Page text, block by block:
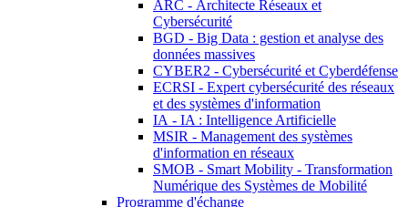
ARC - Architecte Réseaux et
Cybersécurité
BGD - Big Data : gestion et analyse des
données massives
CYBER2 - Cybersécurité et Cyberdéfense
ECRSI - Expert cybersécurité des réseaux
et des systèmes d'information
IA - IA : Intelligence Artificielle
MSIR - Management des systèmes
d'information en réseaux
SMOB - Smart Mobility - Transformation
Numérique des Systèmes de Mobilité
Programme d'échange